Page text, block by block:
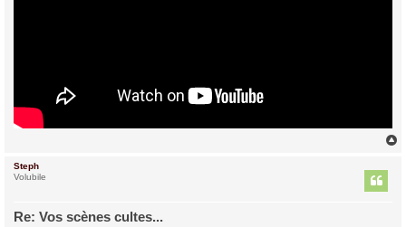
Steph
Volubile
Re: Vos scènes cultes...